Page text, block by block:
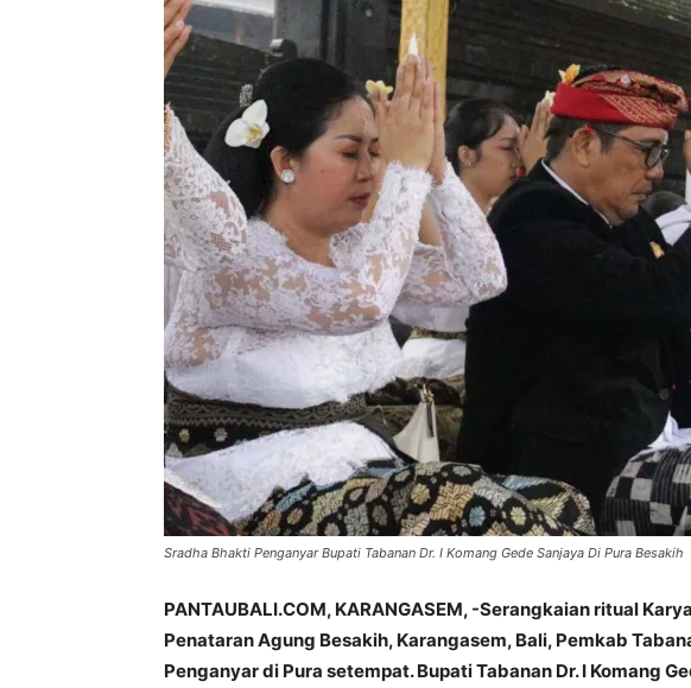
Sradha Bhakti Penganyar Bupati Tabanan Dr. I Komang Gede Sanjaya Di Pura Besakih
PANTAUBALI.COM, KARANGASEM, -Serangkaian ritual
Penataran Agung Besakih, Karangasem, Bali, Pemkab
Penganyar di Pura setempat. Bupati Tabanan Dr. I Komang